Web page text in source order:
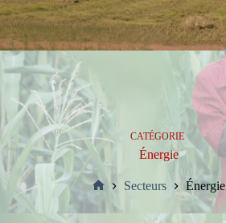
CATÉGORIE
Énergie
Accueil
Secteurs Énergie